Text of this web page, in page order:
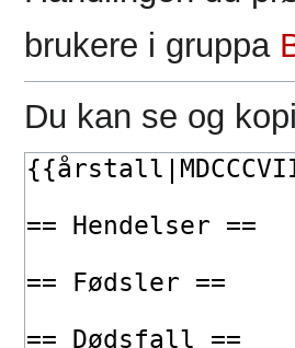
brukere i gruppa
Du kan se og